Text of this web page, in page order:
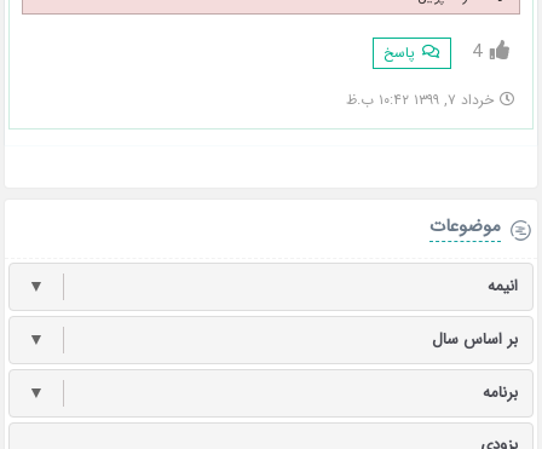
4 پاسخ
خرداد ۷, ۱۳۹۹ ۱۰:۴۲ ب.ظ
موضوعات
انیمه ▼
بر اساس سال ▼
برنامه ▼